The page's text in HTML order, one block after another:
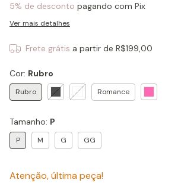
5% de desconto pagando com Pix
Ver mais detalhes
Frete grátis a partir de R$199,00
Cor: Rubro
Rubro Romance
Tamanho: P
P M G GG
Atenção, última peça!